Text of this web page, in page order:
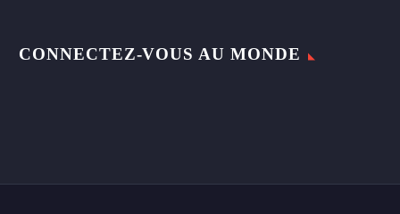
CONNECTEZ-VOUS AU MONDE